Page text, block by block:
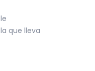
que lleva